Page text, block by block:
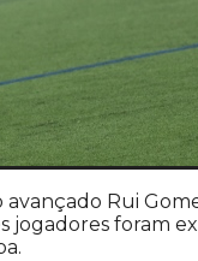
Rui
foram